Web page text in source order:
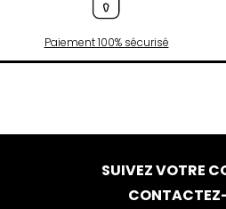
Paiement 100% sécurisé
SUIVEZ VOTRE